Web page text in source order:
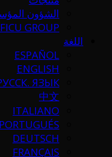
الشؤون
GROUP
اللغة
ESPAÑOL
ENGLISH
ЯЗЫК
中文
ITALIANO
PORTUGUÉS
DEUTSCH
FRANÇAIS